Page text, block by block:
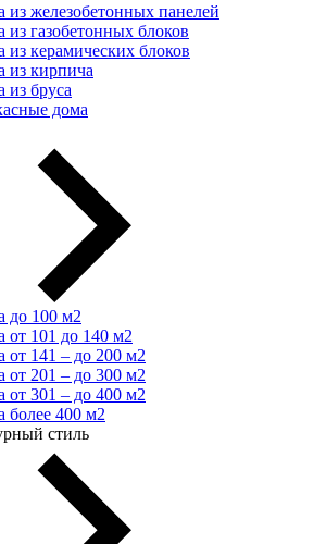
из железобетонных панелей
из газобетонных блоков
из керамических блоков
из кирпича
из бруса
дома
до 100 м2
от 101 до 140 м2
от 141 – до 200 м2
от 201 – до 300 м2
от 301 – до 400 м2
более 400 м2
стиль